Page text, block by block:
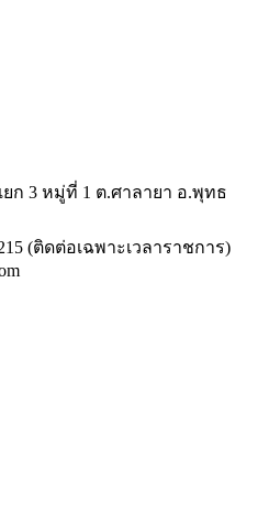
ยก 3 หมู่ที่ 1 ต.ศาลายา อ.พุทธ
(ติดต่อเฉพาะเวลาราชการ)